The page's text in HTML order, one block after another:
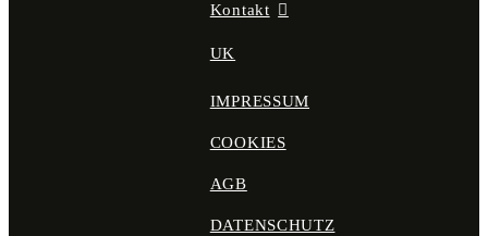
Kontakt
UK
IMPRESSUM
COOKIES
AGB
DATENSCHUTZ